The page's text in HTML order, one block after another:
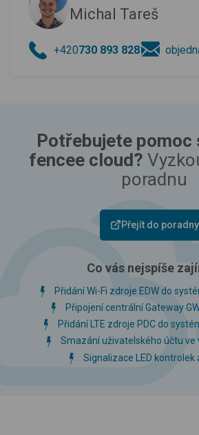
Michal Tareš
+420730 893 828
Potřebujete pomoc
fencee cloud?
poradnu
Přejít do poradny
Co vás nejspíše
Přidání Wi-Fi zdroje EDW do
Připojení centrální Gateway
Přidání LTE zdroje PDC do
Smazání uživatelského účtu ve
Signalizace LED kontrolek